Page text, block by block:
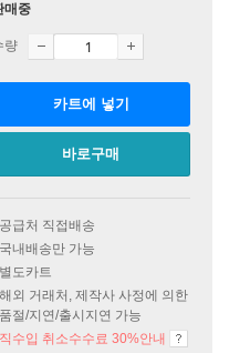
매중
량
카트에 넣기
바로구매
공급처 직접배송
국내배송만 가능
별도카트
해외 거래처, 제작사 사정에 의한
품절/지연/출시지연 가능
직수입 취소수수료 30%안내